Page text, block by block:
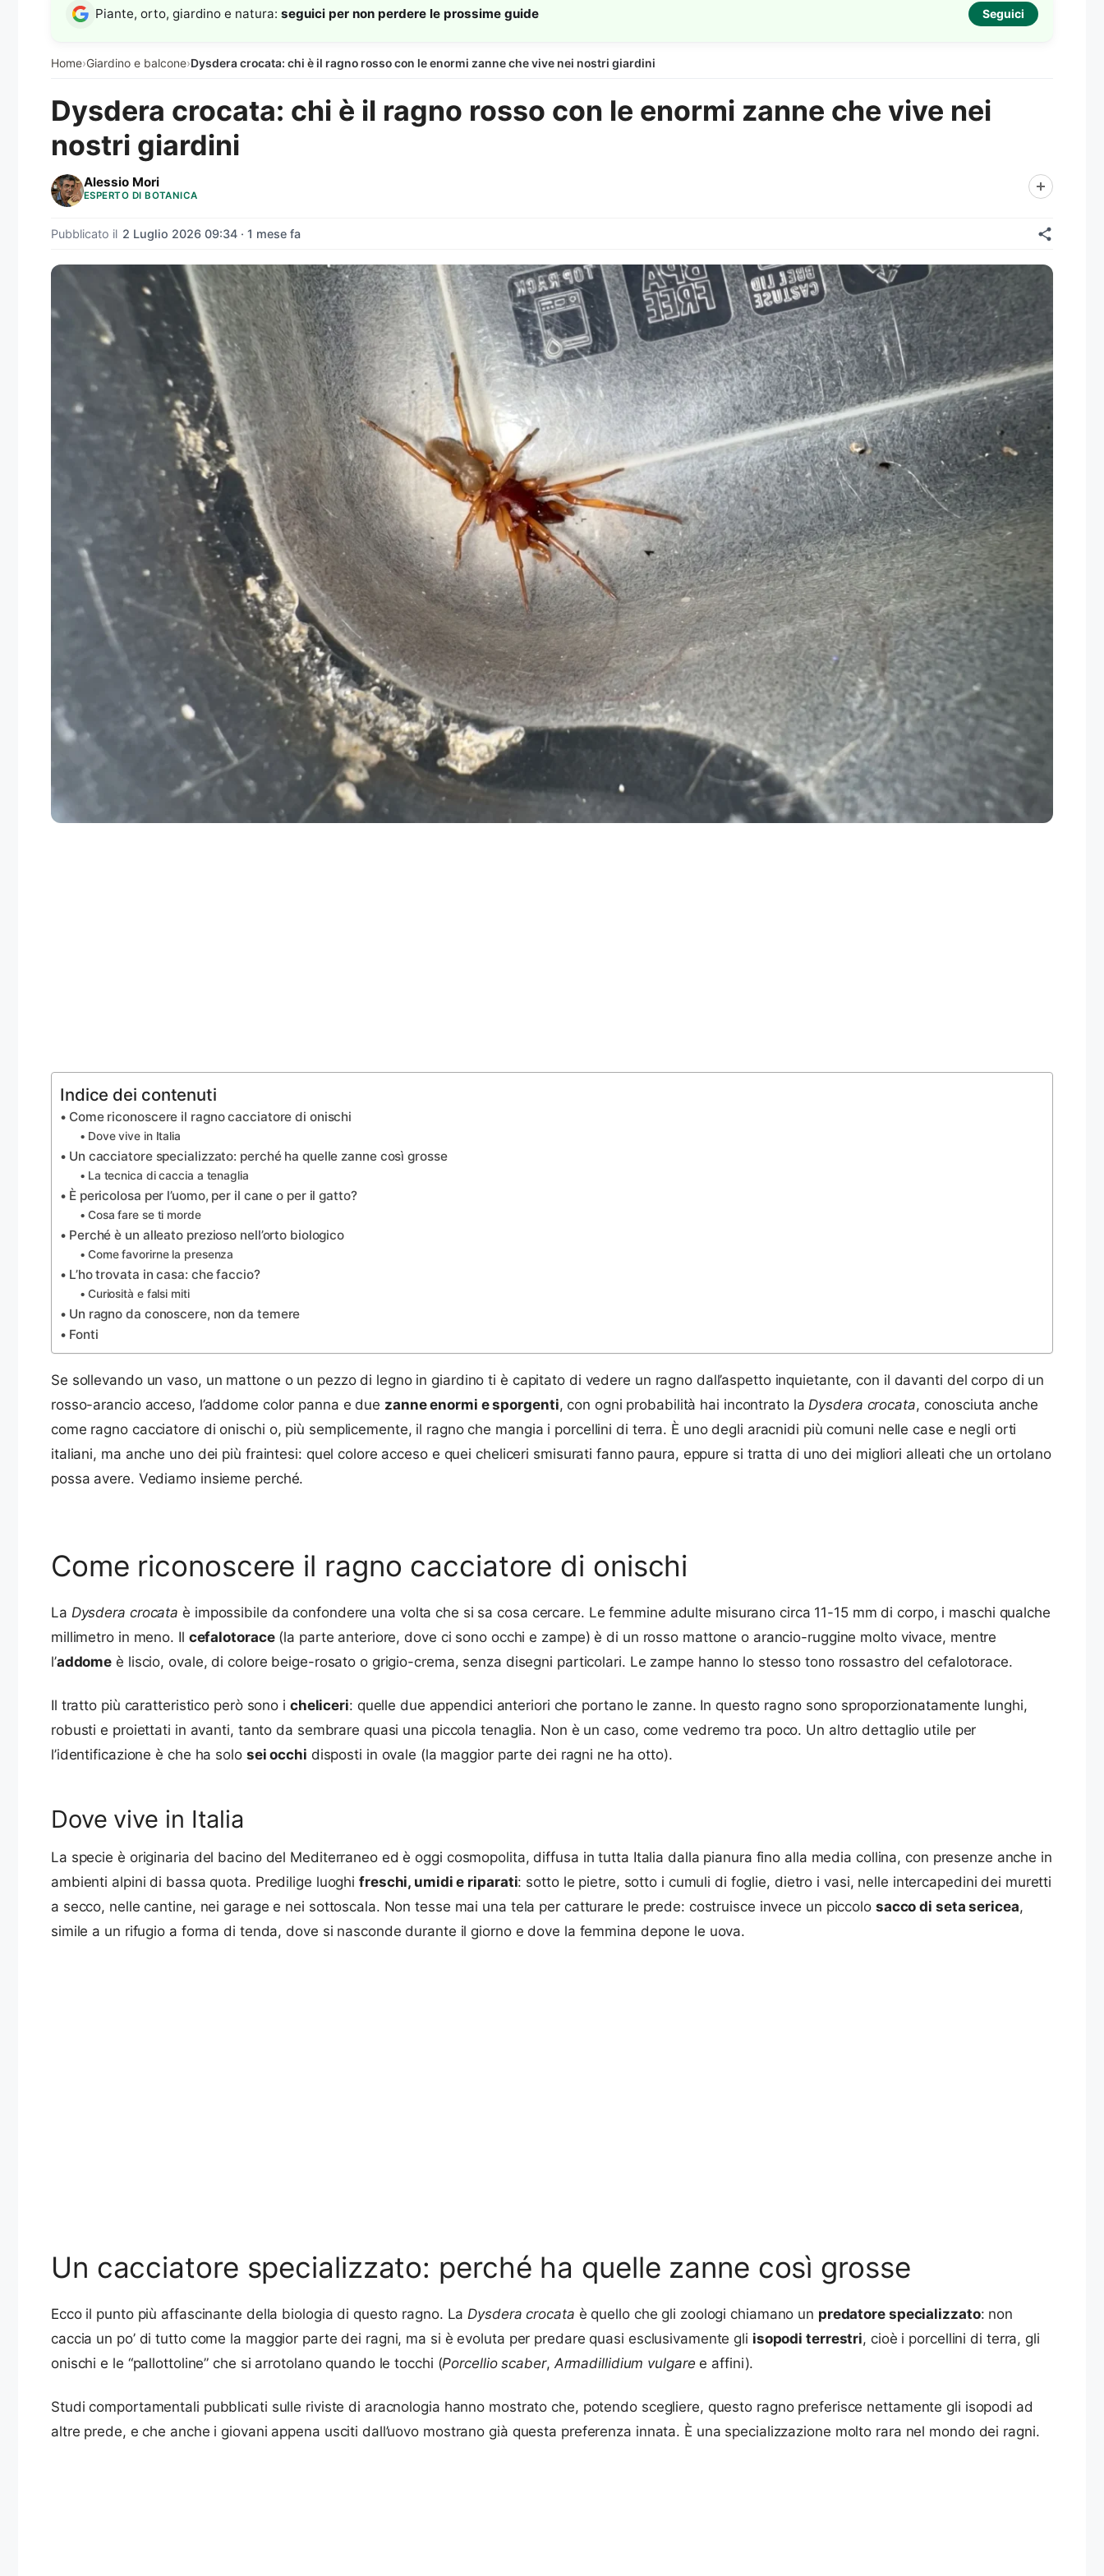
Home›Giardino e balcone›Dysdera crocata: chi è il ragno rosso con le enormi zanne che vive nei nostri giardini
Piante, orto, giardino e natura: seguici per non perdere le prossime guide Seguici
Dysdera crocata: chi è il ragno rosso con le enormi zanne che vive nei
nostri giardini
Alessio Mori
ESPERTO DI BOTANICA
Pubblicato il 2 Luglio 2026 09:34 · 1 mese fa
Indice dei contenuti
Come riconoscere il ragno cacciatore di onischi
Dove vive in Italia
Un cacciatore specializzato: perché ha quelle zanne così grosse
La tecnica di caccia a tenaglia
È pericolosa per l’uomo, per il cane o per il gatto?
Cosa fare se ti morde
Perché è un alleato prezioso nell’orto biologico
Come favorirne la presenza
L’ho trovata in casa: che faccio?
Curiosità e falsi miti
Un ragno da conoscere, non da temere
Fonti
Se sollevando un vaso, un mattone o un pezzo di legno in giardino ti è capitato di vedere un ragno dall’aspetto inquietante, con il davanti del corpo di un
rosso-arancio acceso, l’addome color panna e due zanne enormi e sporgenti, con ogni probabilità hai incontrato laDysdera crocata, conosciuta anche
come ragno cacciatore di onischi o, più semplicemente, il ragno che mangia i porcellini di terra. È uno degli aracnidi più comuni nelle case e negli orti
italiani, ma anche uno dei più fraintesi: quel colore acceso e quei cheliceri smisurati fanno paura, eppure si tratta di uno dei migliori alleati che un ortolano
possa avere. Vediamo insieme perché.
Come riconoscere il ragno cacciatore di onischi
La Dysdera crocata è impossibile da confondere una volta che si sa cosa cercare. Le femmine adulte misurano circa 11-15 mm di corpo, i maschi qualche
millimetro in meno. Il cefalotorace(la parte anteriore, dove ci sono occhi e zampe) è di un rosso mattone o arancio-ruggine molto vivace, mentre
l’addome è liscio, ovale, di colore beige-rosato o grigio-crema, senza disegni particolari. Le zampe hanno lo stesso tono rossastro del cefalotorace.
Il tratto più caratteristico però sono i cheliceri: quelle due appendici anteriori che portano le zanne. In questo ragno sono sproporzionatamente lunghi,
robusti e proiettati in avanti, tanto da sembrare quasi una piccola tenaglia. Non è un caso, come vedremo tra poco. Un altro dettaglio utile per
l’identificazione è che ha solo sei occhi disposti in ovale (la maggior parte dei ragni ne ha otto).
Dove vive in Italia
La specie è originaria del bacino del Mediterraneo ed è oggi cosmopolita, diffusa in tutta Italia dalla pianura fino alla media collina, con presenze anche in
ambienti alpini di bassa quota. Predilige luoghifreschi, umidi e riparati: sotto le pietre, sotto i cumuli di foglie, dietro i vasi, nelle intercapedini dei muretti
a secco, nelle cantine, nei garage e nei sottoscala. Non tesse mai una tela per catturare le prede: costruisce invece un piccolo sacco di seta sericea,
simile a un rifugio a forma di tenda, dove si nasconde durante il giorno e dove la femmina depone le uova.
Un cacciatore specializzato: perché ha quelle zanne così grosse
Ecco il punto più affascinante della biologia di questo ragno. LaDysdera crocata è quello che gli zoologi chiamano un predatore specializzato: non
caccia un po’ di tutto come la maggior parte dei ragni, ma si è evoluta per predare quasi esclusivamente gli isopodi terrestri, cioè i porcellini di terra, gli
onischi e le “pallottoline” che si arrotolano quando le tocchi (Porcellio scaber,Armadillidium vulgare e affini).
Studi comportamentali pubblicati sulle riviste di aracnologia hanno mostrato che, potendo scegliere, questo ragno preferisce nettamente gli isopodi ad
altre prede, e che anche i giovani appena usciti dall’uovo mostrano già questa preferenza innata. È una specializzazione molto rara nel mondo dei ragni.